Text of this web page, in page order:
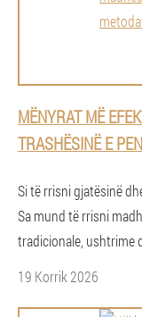
MËNYRAT MË
TRASHËSINË E
Si të rrisni gjatësinë
Sa mund të rrisni
tradicionale, ushtrime
19 Korrik 2026